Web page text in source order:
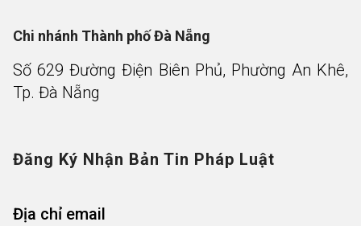
Chi nhánh Thành phố Đà Nẵng
Số 629 Đường Điện Biên Phủ, Phường An Khê,
Tp. Đà Nẵng
Đăng Ký Nhận Bản Tin Pháp Luật
Địa chỉ email